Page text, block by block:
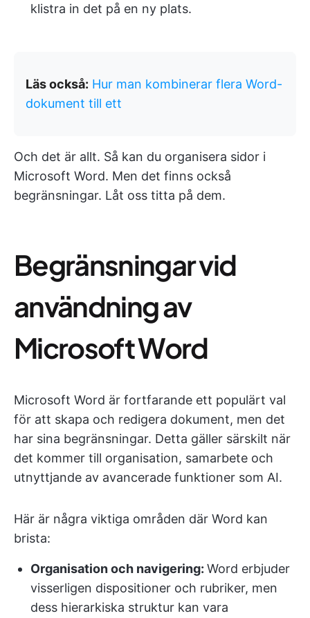
klistra in det på en ny plats.
Läs också: Hur man kombinerar flera Word-
dokument till ett
Och det är allt. Så kan du organisera sidor i
Microsoft Word. Men det finns också
begränsningar. Låt oss titta på dem.
Begränsningar vid
användning av
Microsoft Word
Microsoft Word är fortfarande ett populärt val
för att skapa och redigera dokument, men det
har sina begränsningar. Detta gäller särskilt när
det kommer till organisation, samarbete och
utnyttjande av avancerade funktioner som AI.
Här är några viktiga områden där Word kan
brista:
Organisation och navigering: Word erbjuder
visserligen dispositioner och rubriker, men
dess hierarkiska struktur kan vara